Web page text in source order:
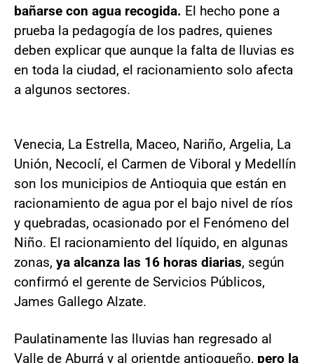
bañarse con agua recogida. El hecho pone a
prueba la pedagogía de los padres, quienes
deben explicar que aunque la falta de lluvias es
en toda la ciudad, el racionamiento solo afecta
a algunos sectores.
Venecia, La Estrella, Maceo, Nariño, Argelia, La
Unión, Necoclí, el Carmen de Viboral y Medellín
son los municipios de Antioquia que están en
racionamiento de agua por el bajo nivel de ríos
y quebradas, ocasionado por el Fenómeno del
Niño. El racionamiento del líquido, en algunas
zonas, ya alcanza las 16 horas diarias, según
confirmó el gerente de Servicios Públicos,
James Gallego Alzate.
Paulatinamente las lluvias han regresado al
Valle de Aburrá y al orientde antioqueño, pero la